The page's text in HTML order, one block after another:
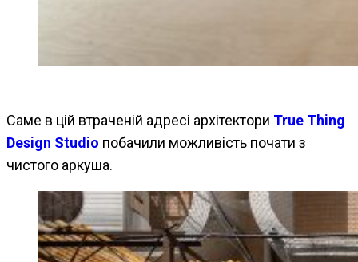
Саме в цій втраченій адресі архітектори True Thing
Design Studio побачили можливість почати з
чистого аркуша.